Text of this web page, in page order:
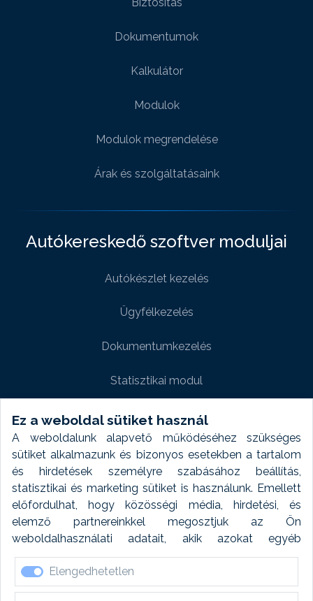
Ez a weboldal sütiket használ
A weboldalunk alapvető működéséhez szükséges
sütiket alkalmazunk és bizonyos esetekben a tartalom
és hirdetések személyre szabásához beállítás,
statisztikai és marketing sütiket is használunk. Emellett
előfordulhat, hogy közösségi média, hirdetési, és
elemző partnereinkkel megosztjuk az Ön
weboldalhasználati adatait, akik azokat egyéb
forrásokból gyűjtött adatokkal kombinálhatják. A sütik
elfogadásával kapcsolatosan naplózást végzünk és
ezen adatokat 6 hónap után automatikusan töröljük. A
Elengedhetetlen
Dokumentumok
Kalkulátor
Modulok
Modulok megrendelése
Árak és szolgáltatásaink
Autókereskedő szoftver moduljai
Autókészlet kezelés
Ügyfélkezelés
Dokumentumkezelés
Statisztikai modul
Weboldal modul
Fényképtár extra modul
Autómosó modul
Feladatütemezés